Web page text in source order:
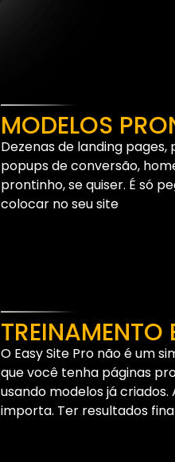
MODELOS
Dezenas de landing
popups de conversão,
prontinho, se quiser. É só
colocar no seu site
TREINAMENTO
O Easy Site Pro não é um
que você tenha páginas
usando modelos já
importa. Ter resultados